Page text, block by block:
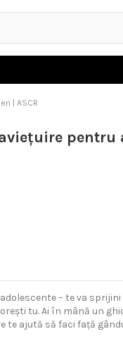
| ASCR
pentru
– te va sprijini
tu. Ai în mână un
te ajută să faci față